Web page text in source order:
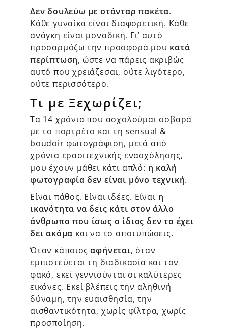
Δεν δουλεύω με στάνταρ πακέτα.
Κάθε γυναίκα είναι διαφορετική. Κάθε
ανάγκη είναι μοναδική. Γι’ αυτό
προσαρμόζω την προσφορά μου κατά
περίπτωση, ώστε να πάρεις ακριβώς
αυτό που χρειάζεσαι, ούτε λιγότερο,
ούτε περισσότερο.
Τι με Ξεχωρίζει;
Τα 14 χρόνια που ασχολούμαι σοβαρά
με το πορτρέτο και τη sensual &
boudoir φωτογράφιση, μετά από
χρόνια ερασιτεχνικής ενασχόλησης,
μου έχουν μάθει κάτι απλό: η καλή
φωτογραφία δεν είναι μόνο τεχνική.
Είναι πάθος. Είναι ιδέες. Είναι η
ικανότητα να δεις κάτι στον άλλο
άνθρωπο που ίσως ο ίδιος δεν το έχει
δει ακόμα και να το αποτυπώσεις.
Όταν κάποιοςαφήνεται, όταν
εμπιστεύεται τη διαδικασία και τον
φακό, εκεί γεννιούνται οι καλύτερες
εικόνες. Εκεί βλέπεις την αληθινή
δύναμη, την ευαισθησία, την
αισθαντικότητα, χωρίς φίλτρα, χωρίς
προσποίηση.